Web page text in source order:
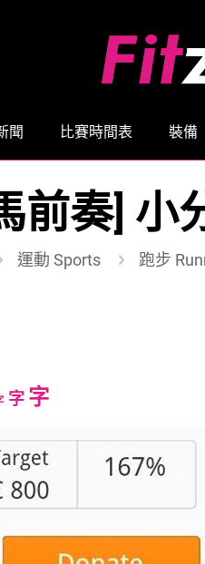
聞 比賽時間表 裝備
前奏] 小
運動 Sports 跑步
Decrease
字Reset
size.
字Increase
size.